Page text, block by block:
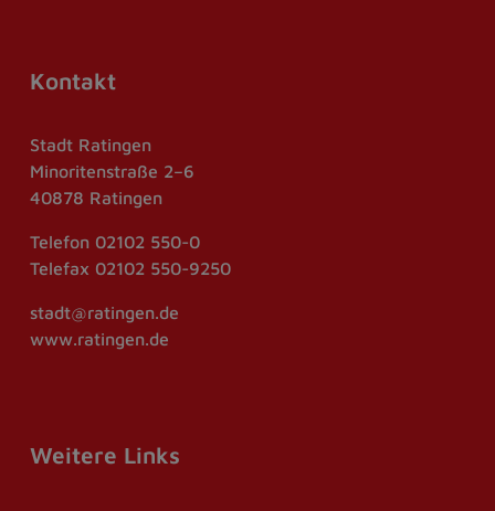
Kontakt
Stadt Ratingen
Minoritenstraße 2–6
40878 Ratingen
Telefon 02102 550-0
Telefax 02102 550-9250
stadt@ratingen.de
www.ratingen.de
Weitere Links